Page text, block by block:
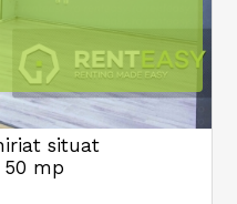
situat
mp